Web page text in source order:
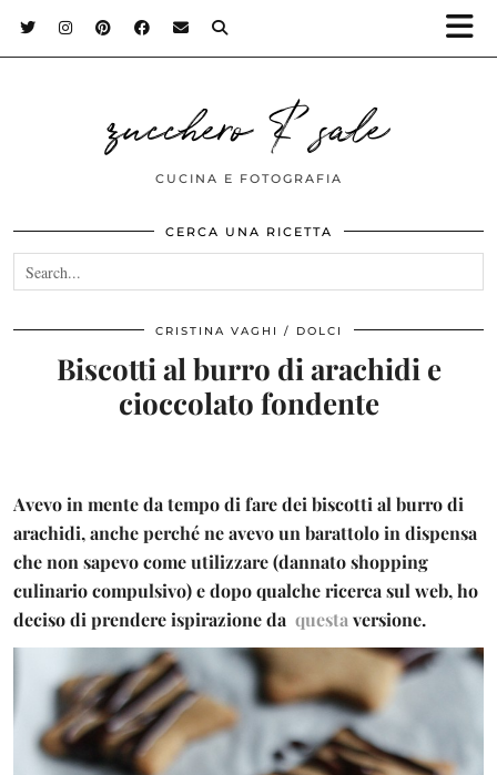
zucchero & sale
CUCINA E FOTOGRAFIA
CERCA UNA RICETTA
CRISTINA VAGHI DOLCI
Biscotti al burro di arachidi e
cioccolato fondente
Avevo in mente da tempo di fare dei biscotti al burro di
arachidi, anche perché ne avevo un barattolo in dispensa
che non sapevo come utilizzare (dannato shopping
culinario compulsivo) e dopo qualche ricerca sul web, ho
deciso di prendere ispirazione da questa versione.